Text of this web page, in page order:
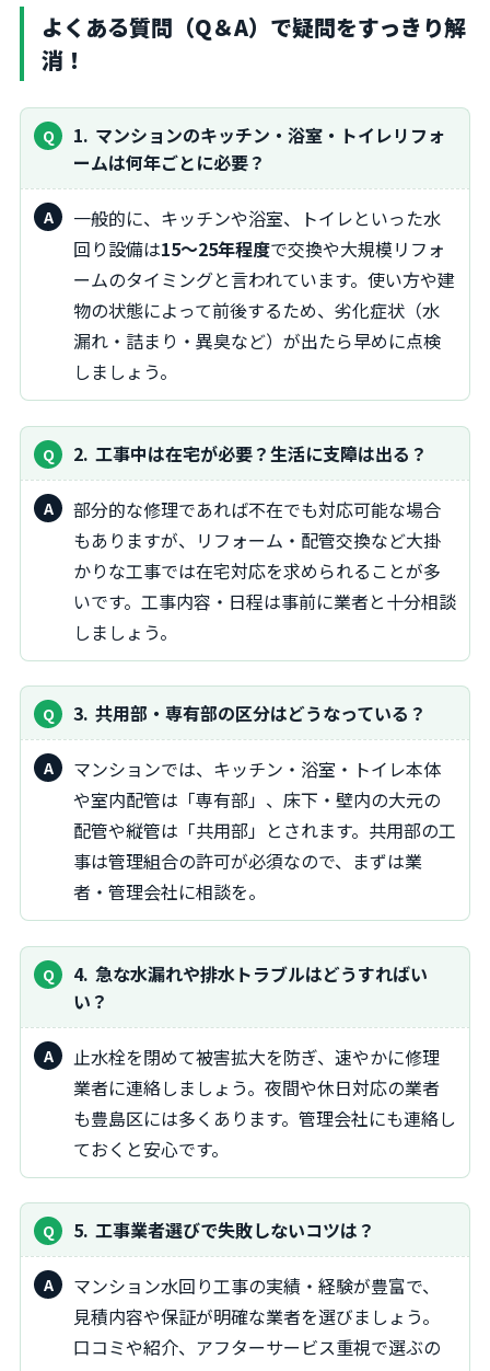
よくある質問（Q＆A）で疑問をすっきり解
消！
1 マンションのキッチン・浴室・トイレリフォ
ームは何年ごとに必要？
一般的に、キッチンや浴室、トイレといった水
回り設備は15～25年程度で交換や大規模リフォ
ームのタイミングと言われています。使い方や建
物の状態によって前後するため、劣化症状（水
漏れ・詰まり・異臭など）が出たら早めに点検
しましょう。
2 工事中は在宅が必要？生活に支障は出る？
部分的な修理であれば不在でも対応可能な場合
もありますが、リフォーム・配管交換など大掛
かりな工事では在宅対応を求められることが多
いです。工事内容・日程は事前に業者と十分相談
しましょう。
3 共用部・専有部の区分はどうなっている？
マンションでは、キッチン・浴室・トイレ本体
や室内配管は「専有部」、床下・壁内の大元の
配管や縦管は「共用部」とされます。共用部の工
事は管理組合の許可が必須なので、まずは業
者・管理会社に相談を。
4 急な水漏れや排水トラブルはどうすればい
い？
止水栓を閉めて被害拡大を防ぎ、速やかに修理
業者に連絡しましょう。夜間や休日対応の業者
も豊島区には多くあります。管理会社にも連絡し
ておくと安心です。
5 工事業者選びで失敗しないコツは？
マンション水回り工事の実績・経験が豊富で、
見積内容や保証が明確な業者を選びましょう。
口コミや紹介、アフターサービス重視で選ぶの